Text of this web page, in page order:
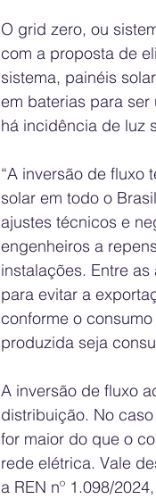
O grid zero, ou
com a proposta de
sistema, painéis
em baterias para
há incidência de luz
“A inversão de fluxo
solar em todo o
ajustes técnicos e
engenheiros a
instalações. Entre
para evitar a
conforme o
produzida seja
A inversão de fluxo
distribuição. No
for maior do que o
rede elétrica. Vale
a REN nº 1.098/